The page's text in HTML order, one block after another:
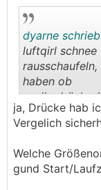
dyarne
luftqirl schnee
haben ob
-> die drücke
-> die
-> start-/
strommenge
ja, Drücke hab
Vergelich
Welche
gund Start/